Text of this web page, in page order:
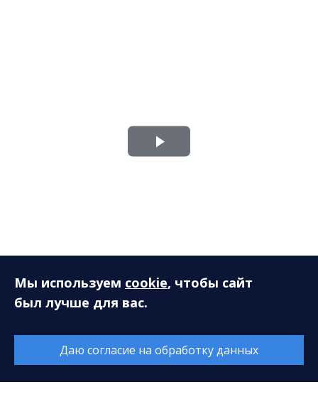
Мы используем cookie, чтобы сайт
был лучше для вас.
Даю согласие на обработку данных